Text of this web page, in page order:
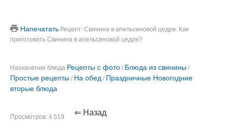
Напечатать Рецепт: Свинина в апельсиновой цедре. Как
приготовить Свинина в апельсиновой цедре?
Назначение блюда Рецепты с фото / Блюда из свинины /
Простые рецепты / На обед / Праздничные Новогодние
вторые блюда
Просмотров: 4 519 ⇐ Назад